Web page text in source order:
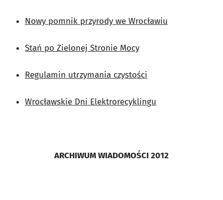
Nowy pomnik przyrody we Wrocławiu
Stań po Zielonej Stronie Mocy
Regulamin utrzymania czystości
Wrocławskie Dni Elektrorecyklingu
ARCHIWUM WIADOMOŚCI 2012